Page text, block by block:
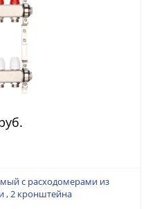
с расходомерами из
, 2 кронштейна